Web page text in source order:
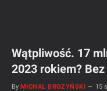
Wątpliwość. 17
2023 rokiem?
By MICHAŁ BROŻYŃSKI 15